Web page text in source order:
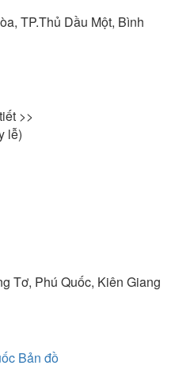
TP.Thủ Dầu Một, Bình
>>
lễ)
Tơ, Phú Quốc, Kiên Giang
Bản đồ